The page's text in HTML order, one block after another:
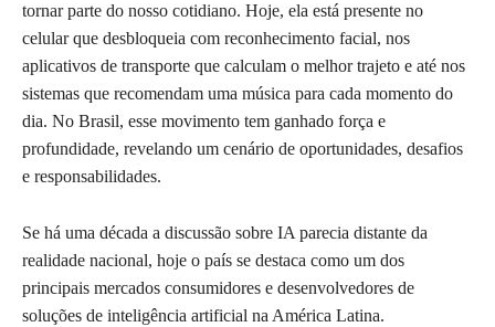
tornar parte do nosso cotidiano. Hoje, ela está presente no
celular que desbloqueia com reconhecimento facial, nos
aplicativos de transporte que calculam o melhor trajeto e até nos
sistemas que recomendam uma música para cada momento do
dia. No Brasil, esse movimento tem ganhado força e
profundidade, revelando um cenário de oportunidades, desafios
e responsabilidades.
Se há uma década a discussão sobre IA parecia distante da
realidade nacional, hoje o país se destaca como um dos
principais mercados consumidores e desenvolvedores de
soluções de inteligência artificial na América Latina.